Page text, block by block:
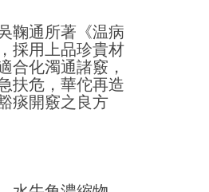
鞠通所著《温病
採用上品珍貴材
合化濁通諸竅，
扶危，華佗再造
痰開竅之良方